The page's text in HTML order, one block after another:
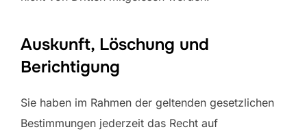
Auskunft, Löschung und
Berichtigung
Sie haben im Rahmen der geltenden gesetzlichen
Bestimmungen jederzeit das Recht auf